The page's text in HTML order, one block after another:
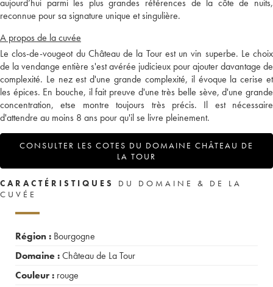
aujourd’hui parmi les plus grandes références de la côte de nuits,
reconnue pour sa signature unique et singulière.
A propos de la cuvée
Le clos-de-vougeot du Château de la Tour est un vin superbe. Le choix
de la vendange entière s'est avérée judicieux pour ajouter davantage de
complexité. Le nez est d'une grande complexité, il évoque la cerise et
les épices. En bouche, il fait preuve d'une très belle sève, d'une grande
concentration, etse montre toujours très précis. Il est nécessaire
d'attendre au moins 8 ans pour qu'il se livre pleinement.
CONSULTER LES COTES DU DOMAINE CHÂTEAU DE
LA TOUR
CARACTÉRISTIQUES
DU DOMAINE & DE LA
CUVÉE
Région : Bourgogne
Domaine :Château de La Tour
Couleur : rouge